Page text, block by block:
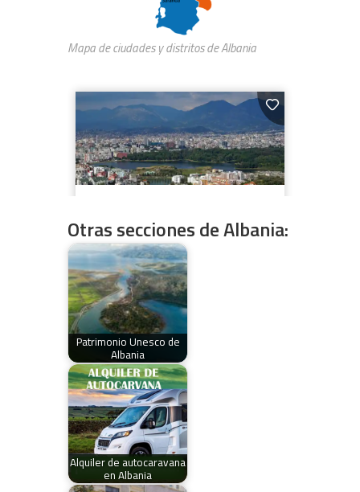
Mapa de ciudades y distritos de Albania
Otras secciones de Albania:
Patrimonio Unesco de
Albania
Alquiler de autocaravana
en Albania